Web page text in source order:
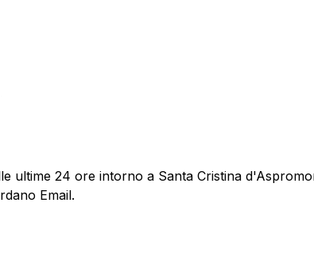
ultime 24 ore intorno a Santa Cristina
Email.